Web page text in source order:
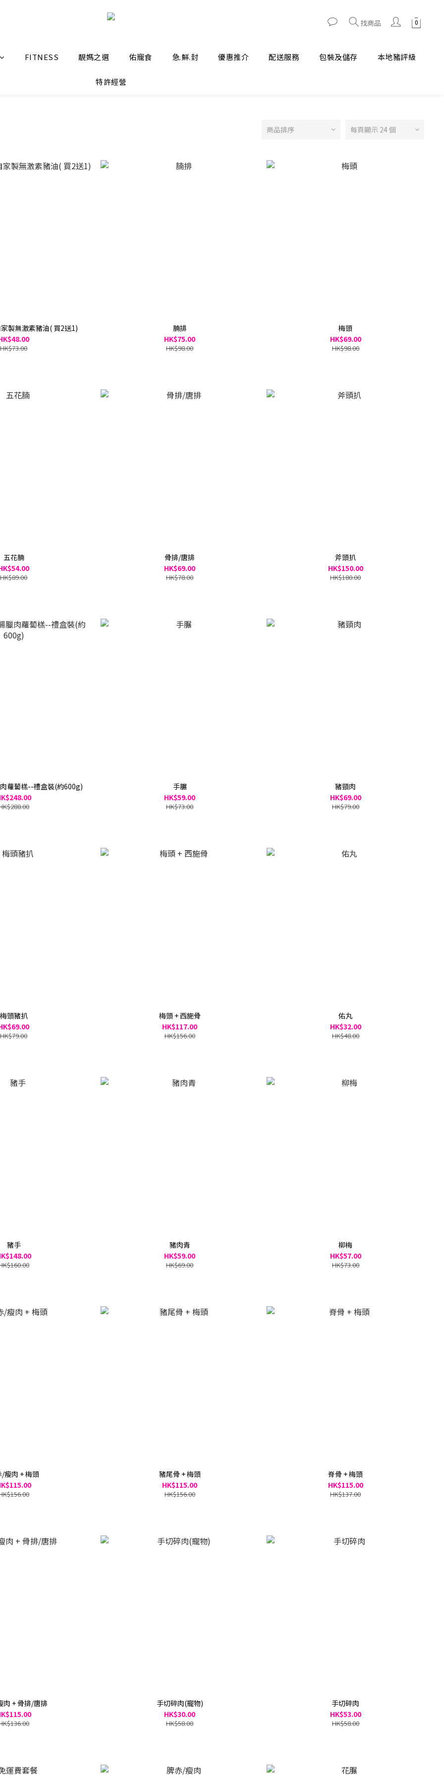
找商品
FITNESS 靚媽之選 佑寵食 急.鮮.封 優惠推介 配送服務 包裝及儲存 本地豬評級
特許經營
商品排序 每頁顯示 24 個
製無激素豬油( 買2送1)
HK$73.00
腩排
HK$75.00
HK$98.00
梅頭
HK$69.00
HK$98.00
五花腩
HK$89.00
骨排/唐排
HK$69.00
HK$78.00
斧頭扒
HK$150.00
HK$180.00
蘿蔔榚--禮盒裝(約600g)
手𦟌
HK$59.00
HK$73.00
豬頸肉
HK$69.00
HK$79.00
梅頭豬扒
HK$79.00
梅頭 + 西施骨
HK$117.00
HK$156.00
佑丸
HK$32.00
HK$48.00
豬手
豬肉青
HK$59.00
HK$69.00
柳梅
HK$57.00
HK$73.00
/瘦肉 + 梅頭
豬尾骨 + 梅頭
HK$115.00
HK$156.00
脊骨 + 梅頭
HK$115.00
HK$137.00
肉 + 骨排/唐排
手切碎肉(寵物)
HK$30.00
HK$58.00
手切碎肉
HK$53.00
HK$58.00